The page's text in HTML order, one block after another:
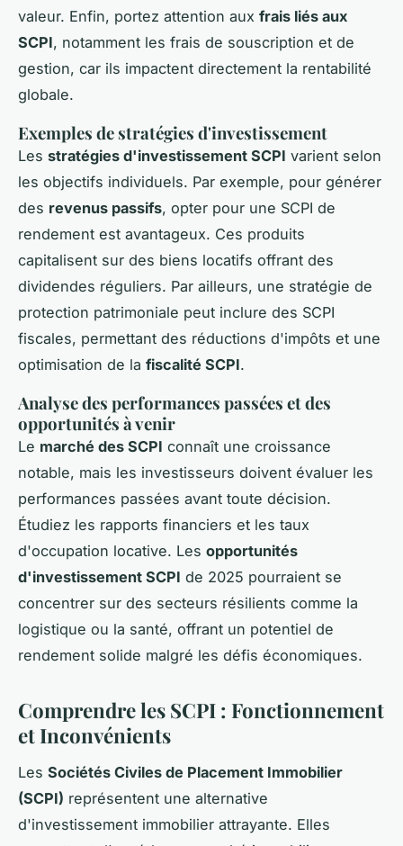
valeur. Enfin, portez attention aux frais liés aux
SCPI, notamment les frais de souscription et de
gestion, car ils impactent directement la rentabilité
globale.
Exemples de stratégies d'investissement
Les stratégies d'investissement SCPI varient selon
les objectifs individuels. Par exemple, pour générer
des revenus passifs, opter pour une SCPI de
rendement est avantageux. Ces produits
capitalisent sur des biens locatifs offrant des
dividendes réguliers. Par ailleurs, une stratégie de
protection patrimoniale peut inclure des SCPI
fiscales, permettant des réductions d'impôts et une
optimisation de la fiscalité SCPI.
Analyse des performances passées et des
opportunités à venir
Le marché des SCPI connaît une croissance
notable, mais les investisseurs doivent évaluer les
performances passées avant toute décision.
Étudiez les rapports financiers et les taux
d'occupation locative. Les opportunités
d'investissement SCPI de 2025 pourraient se
concentrer sur des secteurs résilients comme la
logistique ou la santé, offrant un potentiel de
rendement solide malgré les défis économiques.
Comprendre les SCPI : Fonctionnement
et Inconvénients
Les Sociétés Civiles de Placement Immobilier
(SCPI) représentent une alternative
d'investissement immobilier attrayante. Elles